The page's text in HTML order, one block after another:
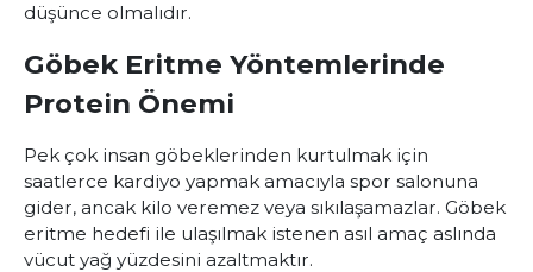
düşünce olmalıdır.
Göbek Eritme Yöntemlerinde
Protein Önemi
Pek çok insan göbeklerinden kurtulmak için
saatlerce kardiyo yapmak amacıyla spor salonuna
gider, ancak kilo veremez veya sıkılaşamazlar. Göbek
eritme hedefi ile ulaşılmak istenen asıl amaç aslında
vücut yağ yüzdesini azaltmaktır.